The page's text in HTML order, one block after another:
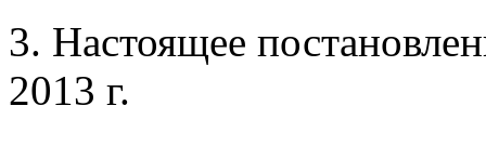
3. Настоящее
2013 г.